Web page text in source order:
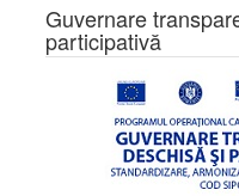
Guvernare
participativă